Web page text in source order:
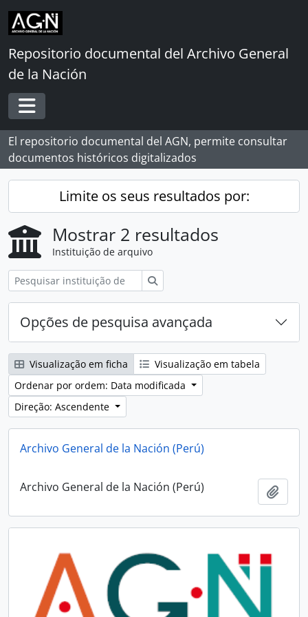
Skip to main content
Repositorio documental del Archivo General
de la Nación
Toggle navigation
El repositorio documental del AGN, permite consultar
documentos históricos digitalizados
Limite os seus resultados por:
Mostrar 2 resultados
Instituição de arquivo
Opções de pesquisa avançada
Visualização em ficha
Visualização em tabela
Ordenar por ordem: Data modificada
Direção: Ascendente
Archivo General de la Nación (Perú)
Archivo General de la Nación (Perú)